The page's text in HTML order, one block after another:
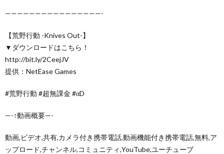
————————————————-
【荒野行動 -Knives Out-】
▼ダウンロードはこちら！
http://bit.ly/2CeejJV
提供：NetEase Games
#荒野行動 #超無課金 #αD
—-↑動画概要—-
動画,ビデオ,共有,カメラ付き携帯電話,動画機能付き携帯電話,無料,ア
ップロード,チャンネル,コミュニティ,YouTube,ユーチューブ